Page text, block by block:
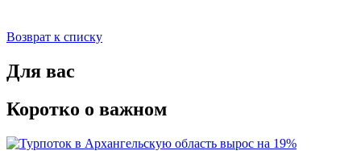
Возврат к списку
Для вас
Коротко о важном